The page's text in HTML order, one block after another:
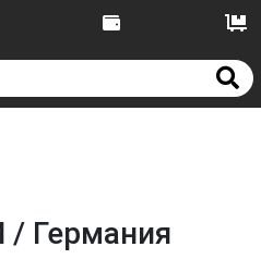
/ Германия